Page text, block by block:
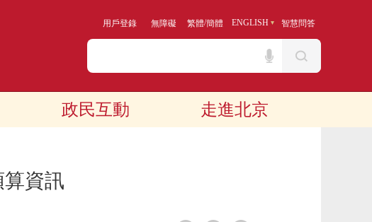
用戶登錄 無障礙 繁體/簡體 ENGLISH 智慧問答
政民互動 走進北京
資訊